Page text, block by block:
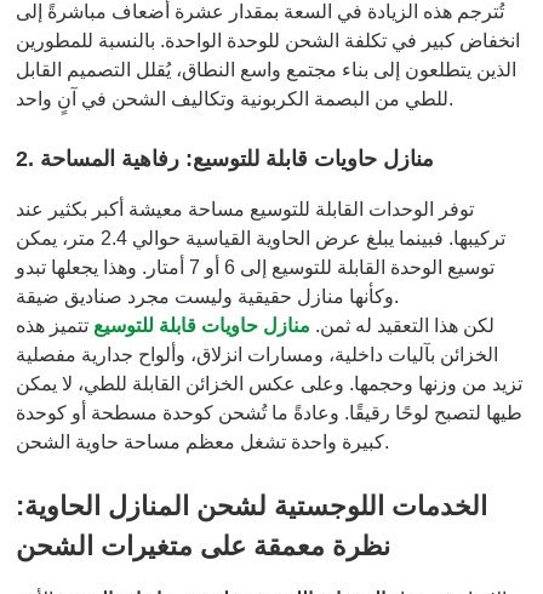
تُترجم هذه الزيادة في السعة بمقدار عشرة أضعاف مباشرةً إلى
انخفاض كبير في تكلفة الشحن للوحدة الواحدة. بالنسبة للمطورين
الذين يتطلعون إلى بناء مجتمع واسع النطاق، يُقلل التصميم القابل
للطي من البصمة الكربونية وتكاليف الشحن في آنٍ واحد.
2. منازل حاويات قابلة للتوسيع: رفاهية المساحة
توفر الوحدات القابلة للتوسيع مساحة معيشة أكبر بكثير عند
تركيبها. فبينما يبلغ عرض الحاوية القياسية حوالي 2.4 متر، يمكن
توسيع الوحدة القابلة للتوسيع إلى 6 أو 7 أمتار. وهذا يجعلها تبدو
وكأنها منازل حقيقية وليست مجرد صناديق ضيقة.
لكن هذا التعقيد له ثمن. منازل حاويات قابلة للتوسيع تتميز هذه
الخزائن بآليات داخلية، ومسارات انزلاق، وألواح جدارية مفصلية
تزيد من وزنها وحجمها. وعلى عكس الخزائن القابلة للطي، لا يمكن
طيها لتصبح لوحًا رقيقًا. وعادةً ما تُشحن كوحدة مسطحة أو كوحدة
كبيرة واحدة تشغل معظم مساحة حاوية الشحن.
الخدمات اللوجستية لشحن المنازل الحاوية:
نظرة معمقة على متغيرات الشحن